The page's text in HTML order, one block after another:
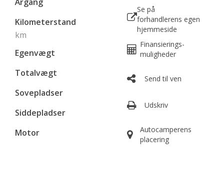
Kilometerstand
km
Egenvægt
Totalvægt
Sovepladser
Siddepladser
Motor
Se på
forhandlerens egen
hjemmeside
Finansierings-
muligheder
Send til ven
Udskriv
Autocamperens
placering